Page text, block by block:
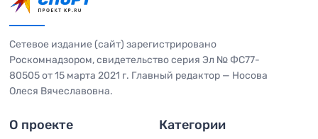
Сетевое издание (сайт) зарегистрировано
Роскомнадзором, свидетельство серия Эл № ФС77-
80505 от 15 марта 2021 г. Главный редактор — Носова
Олеся Вячеславовна.
О проекте Категории